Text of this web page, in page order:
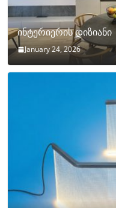
ინტერიერის დიზიანი
January 24, 2026